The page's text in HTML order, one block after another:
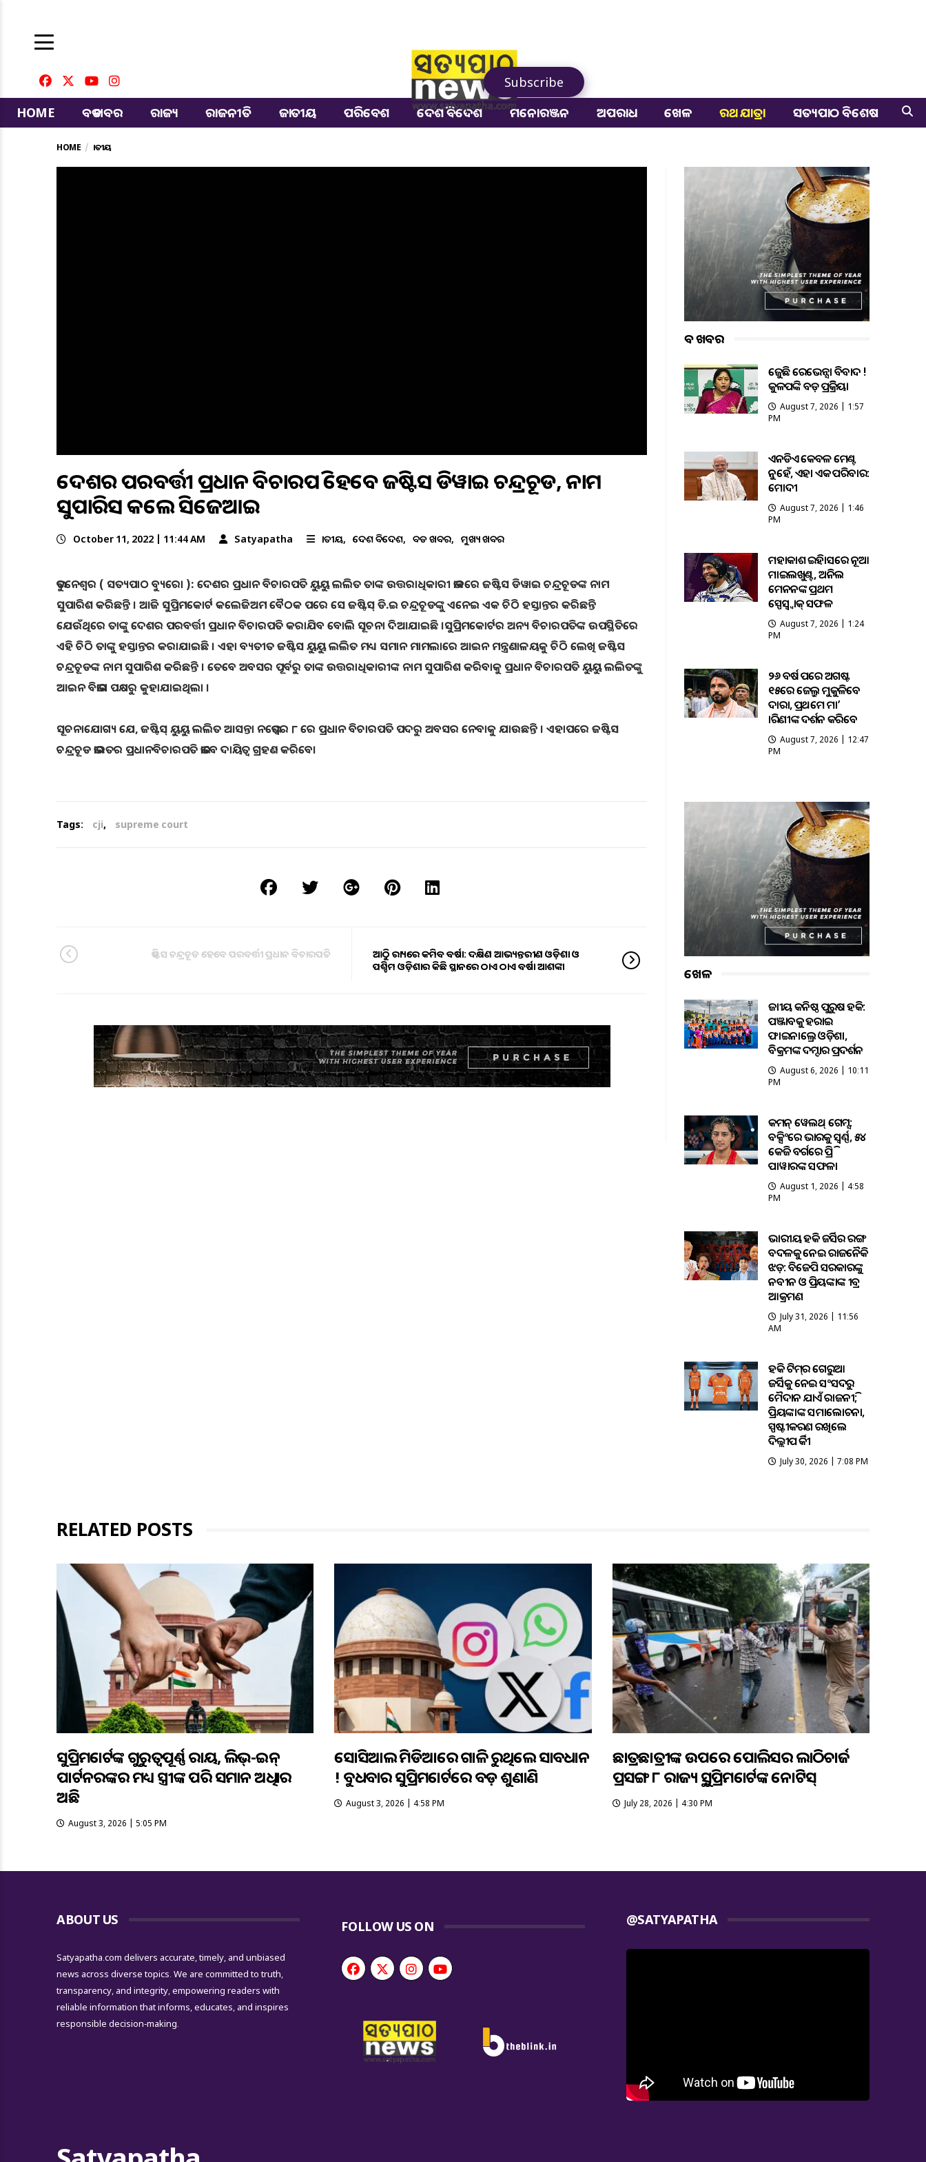
Subscribe
HOME
ବଡ ଖବର ରାଜ୍ୟ ରାଜନୀତି ଜାତୀୟ ପରିବେଶ ଦେଶ ବିଦେଶ ମନୋରଞ୍ଜନ ଅପରାଧ ଖେଳ ରଥ ଯାତ୍ରା ସତ୍ୟପାଠ ବିଶେଷ
HOME ଜାତୀୟ
ଦେଶର ପରବର୍ତ୍ତୀ ପ୍ରଧାନ ବିଚାରପତି ହେବେ ଜଷ୍ଟିସ ଡିୱାଇ ଚନ୍ଦ୍ରଚୂଡ, ନାମ
ସୁପାରିସ କଲେ ସିଜେଆଇ
October 11, 2022 | 11:44 AM Satyapatha ଜାତୀୟ ଦେଶ ବିଦେଶ ବଡ ଖବର ମୁଖ୍ୟ ଖବର
ଭୁବନେଶ୍ୱର ( ସତ୍ୟପାଠ ବ୍ୟୁରୋ ): ଦେଶର ପ୍ରଧାନ ବିଚାରପତି ୟୁୟୁ ଲଲିତ ତାଙ୍କ ଉତ୍ତରାଧିକାରୀ ଭାବରେ ଜଷ୍ଟିସ ଡିୱାଇ ଚନ୍ଦ୍ରଚୂଡଙ୍କ ନାମ
ସୁପାରିଶ କରିଛନ୍ତି । ଆଜି ସୁପ୍ରିମକୋର୍ଟ କଲେଜିଅମ ବୈଠକ ପରେ ସେ ଜଷ୍ଟିସ୍ ଡି.ଇ ଚନ୍ଦ୍ରଚୂଡଙ୍କୁ ଏନେଇ ଏକ ଚିଠି ହସ୍ତାନ୍ତର କରିଛନ୍ତି
ଯେଉଁଥିରେ ତାଙ୍କୁ ଦେଶର ପରବର୍ତ୍ତୀ ପ୍ରଧାନ ବିଚାରପତି କରାଯିବ ବୋଲି ସୂଚନା ଦିଆଯାଇଛି ।ସୁପ୍ରିମକୋର୍ଟର ଅନ୍ୟ ବିଚାରପତିଙ୍କ ଉପସ୍ଥିତିରେ
ଏହି ଚିଠି ତାଙ୍କୁ ହସ୍ତାନ୍ତର କରାଯାଇଛି । ଏହା ବ୍ୟତୀତ ଜଷ୍ଟିସ ୟୁୟୁ ଲଲିତ ମଧ୍ୟ ସମାନ ମାମଲାରେ ଆଇନ ମନ୍ତ୍ରଣାଳୟକୁ ଚିଠି ଲେଖି ଜଷ୍ଟିସ
ଚନ୍ଦ୍ରଚୂଡଙ୍କ ନାମ ସୁପାରିଶ କରିଛନ୍ତି । ତେବେ ଅବସର ପୂର୍ବରୁ ତାଙ୍କ ଉତ୍ତରାଧିକାରୀଙ୍କ ନାମ ସୁପାରିଶ କରିବାକୁ ପ୍ରଧାନ ବିଚାରପତି ୟୁୟୁ ଲଲିତଙ୍କୁ
ଆଇନ ବିଭାଗ ପକ୍ଷରୁ କୁହାଯାଇଥିଲା ।
ସୂଚନାଯୋଗ୍ୟ ଯେ, ଜଷ୍ଟିସ୍ ୟୁୟୁ ଲଲିତ ଆସନ୍ତା ନଭେମ୍ବର ୮ ରେ ପ୍ରଧାନ ବିଚାରପତି ପଦରୁ ଅବସର ନେବାକୁ ଯାଉଛନ୍ତି । ଏହାପରେ ଜଷ୍ଟିସ
ଚନ୍ଦ୍ରଚୂଡ ଭାରତର ପ୍ରଧାନବିଚାରପତି ଭାବେ ଦାୟିତ୍ଵ ଗ୍ରହଣ କରିବେ।
Tags: cji, supreme court
ଜଷ୍ଟିସ ଚନ୍ଦ୍ରଚୂଡ ହେବେ ପରବର୍ତ୍ତୀ ପ୍ରଧାନ ବିଚାରପତି
ଆଜିଠୁ ରାଜ୍ୟରେ କମିବ ବର୍ଷା: ଦକ୍ଷିଣ ଆଭ୍ୟନ୍ତରୀଣ ଓଡ଼ିଶା ଓ
ପଶ୍ଚିମ ଓଡ଼ିଶାର କିଛି ସ୍ଥାନରେ ଠାଏ ଠାଏ ବର୍ଷା ଆଶଙ୍କା
ବଡ ଖବର
ତେଜୁଛି ରେଭେନ୍ସା ବିବାଦ !
କୁଳପତିଙ୍କ ବଡ଼ ପ୍ରତିକ୍ରିୟା
August 7, 2026 | 1:57
PM
ଏନଡିଏ କେବଳ ମେଣ୍ଟ
ନୁହେଁ, ଏହା ଏକ ପରିବାର:
ମୋଦୀ
August 7, 2026 | 1:46
PM
ମହାକାଶ ଇତିହାସରେ ନୂଆ
ମାଇଲଖୁଣ୍ଟ, ଅନିଲ
ମେନନଙ୍କ ପ୍ରଥମ
ସ୍ପେସ୍ୱ୍ୱାକ୍ ସଫଳ
August 7, 2026 | 1:24
PM
୨୬ ବର୍ଷ ପରେ ଅଗଷ୍ଟ
୧୫ରେ ଜେଲ୍ରୁ ମୁକୁଳିବେ
ଦାରା, ପ୍ରଥମେ ମା’
ତାରିଣୀଙ୍କ ଦର୍ଶନ କରିବେ
August 7, 2026 | 12:47
PM
ଖେଳ
ଜାତୀୟ କନିଷ୍ଠ ପୁରୁଷ ହକି:
ପଞ୍ଜାବକୁ ହରାଇ
ଫାଇନାଲ୍ରେ ଓଡ଼ିଶା,
ବିକ୍ରମଙ୍କ ଦମ୍ଦାର ପ୍ରଦର୍ଶନ
August 6, 2026 | 10:11
PM
କମନ୍ ୱେଲଥ୍ ଗେମ୍ସ:
ବକ୍ସିଂରେ ଭାରତକୁ ସ୍ବର୍ଣ୍ଣ, ୫୪
କେଜି ବର୍ଗରେ ପ୍ରିତି
ପାୱାରଙ୍କ ସଫଳତା
August 1, 2026 | 4:58
PM
ଭାରତୀୟ ହକି ଜର୍ସିର ରଙ୍ଗ
ବଦଳକୁ ନେଇ ରାଜନୈତିକ
ଝଡ଼: ବିଜେପି ସରକାରଙ୍କୁ
ନବୀନ ଓ ପ୍ରିୟଙ୍କାଙ୍କ ତୀବ୍ର
ଆକ୍ରମଣ
July 31, 2026 | 11:56
AM
ହକି ଟିମ୍‌ର ଗେରୁଆ
ଜର୍ସିକୁ ନେଇ ସଂସଦରୁ
ମୈଦାନ ଯାଏଁ ରାଜନୀତି;
ପ୍ରିୟଙ୍କାଙ୍କ ସମାଲୋଚନା,
ସ୍ପଷ୍ଟୀକରଣ ରଖିଲେ
ଦିଲ୍ଲୀପ ତିର୍କୀ
July 30, 2026 | 7:08 PM
RELATED POSTS
ସୁପ୍ରିମକୋର୍ଟଙ୍କ ଗୁରୁତ୍ୱପୂର୍ଣ୍ଣ ରାୟ, ଲିଭ୍-ଇନ୍
ପାର୍ଟନରଙ୍କର ମଧ୍ୟ ସ୍ତ୍ରୀଙ୍କ ପରି ସମାନ ଅଧିକାର
ଅଛି
August 3, 2026 | 5:05 PM
ସୋସିଆଲ ମିଡିଆରେ ଗାଳି କରୁଥିଲେ ସାବଧାନ
! ବୁଧବାର ସୁପ୍ରିମକୋର୍ଟରେ ବଡ଼ ଶୁଣାଣି
August 3, 2026 | 4:58 PM
ଛାତ୍ରଛାତ୍ରୀଙ୍କ ଉପରେ ପୋଲିସର ଲାଠିଚାର୍ଜ
ପ୍ରସଙ୍ଗ ୮ ରାଜ୍ୟକୁ ସୁପ୍ରିମକୋର୍ଟଙ୍କ ନୋଟିସ୍
July 28, 2026 | 4:30 PM
ABOUT US
Satyapatha.com delivers accurate, timely, and unbiased
news across diverse topics. We are committed to truth,
transparency, and integrity, empowering readers with
reliable information that informs, educates, and inspires
responsible decision-making.
FOLLOW US ON @SATYAPATHA